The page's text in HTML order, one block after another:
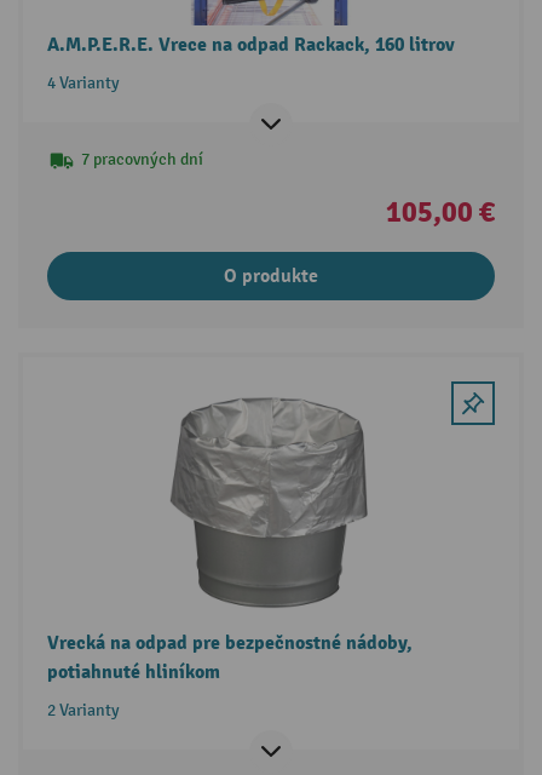
A.M.P.E.R.E. Vrece na odpad Rackack, 160 litrov
4 Varianty
7 pracovných dní
105,00 €
O produkte
Vrecká na odpad pre bezpečnostné nádoby,
potiahnuté hliníkom
2 Varianty